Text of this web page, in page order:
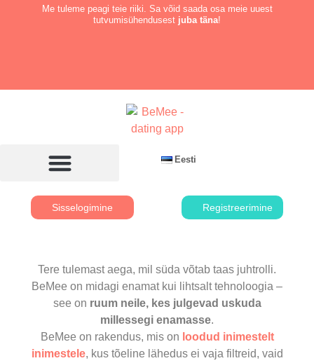
Me tuleme peagi teie riiki. Sa võid saada osa meie uuest
tutvumisühendusest juba täna!
Eesti
Sisselogimine Registreerimine
Tere tulemast aega, mil süda võtab taas juhtrolli.
BeMee on midagi enamat kui lihtsalt tehnoloogia –
see on ruum neile, kes julgevad uskuda
millessegi enamasse.
BeMee on rakendus, mis on loodud inimestelt
inimestele, kus tõeline lähedus ei vaja filtreid, vaid